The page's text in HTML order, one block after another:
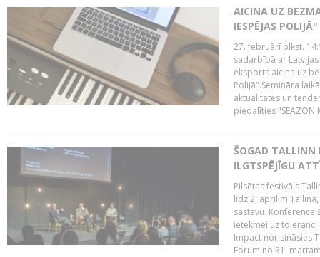
AICINA UZ
IESPĒJAS POLIJĀ"
27. februārī plkst.
sadarbībā ar
eksports aicina uz
Polijā".Semināra
aktualitātes un
piedalīties "SEAZON
ŠOGAD TALLINN
ILGTSPĒJĪGU
Pilsētas festivāls
līdz 2. aprīlim
sastāvu.
ietekmei uz
Impact norisināsies
Forum no 31.